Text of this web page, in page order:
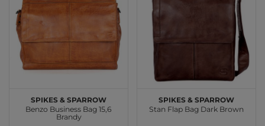
SPIKES & SPARROW
Benzo Business Bag 15,6
Brandy
SPIKES & SPARROW
Stan Flap Bag Dark Brown